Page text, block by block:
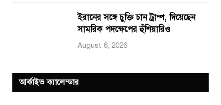
ইরানের সঙ্গে চুক্তি চান ট্রাম্প, দিয়েছেন
সামরিক পদক্ষেপের হুঁশিয়ারিও
August 6, 2026
আর্কাইভ ক্যালেন্ডার